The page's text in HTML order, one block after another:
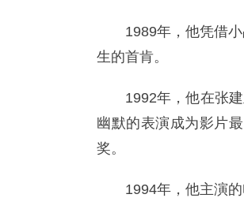
1989年，他凭借
生的首肯。
1992年，他在张
幽默的表演成为影片
奖。
1994年，他主演